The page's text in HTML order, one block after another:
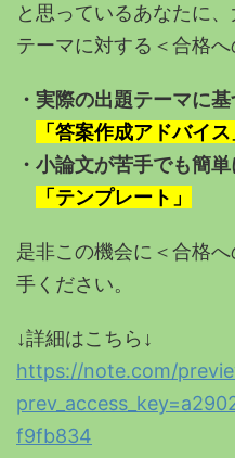
と思っているあなたに、
テーマに対する＜合格へ
・実際の出題テーマに
「答案作成アドバイス
・小論文が苦手でも簡
「テンプレート」
是非この機会に＜合格
手ください。
↓詳細はこちら↓
https://note.com/
f9fb834